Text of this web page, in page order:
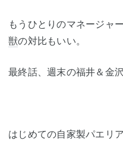
もうひとりのマネージャ
獣の対比もいい。
最終話、週末の福井＆金
はじめての自家製パエリア